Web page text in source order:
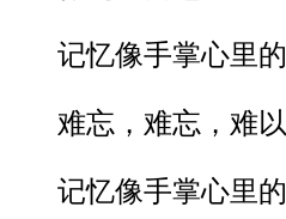
记忆像手掌心里的
难忘，难忘，难以
记忆像手掌心里的